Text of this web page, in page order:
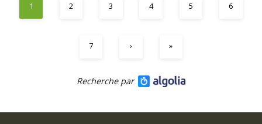
1 2 3 4 5 6
7 › »
Recherche par